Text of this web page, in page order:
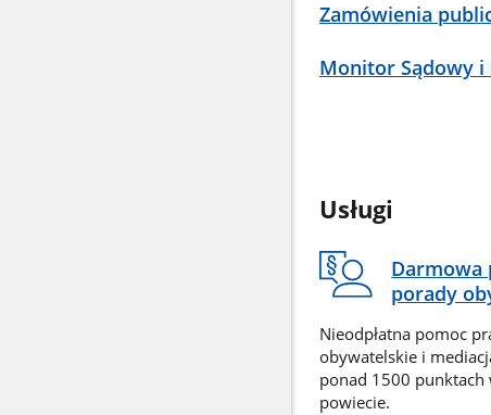
Zamówienia
Monitor Sądowy i
Usługi
Darmowa
porady
Nieodpłatna pomoc
obywatelskie i
ponad 1500 punktach
powiecie.